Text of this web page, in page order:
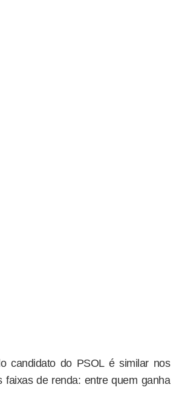
candidato do PSOL é similar nos
faixas de renda: entre quem ganha